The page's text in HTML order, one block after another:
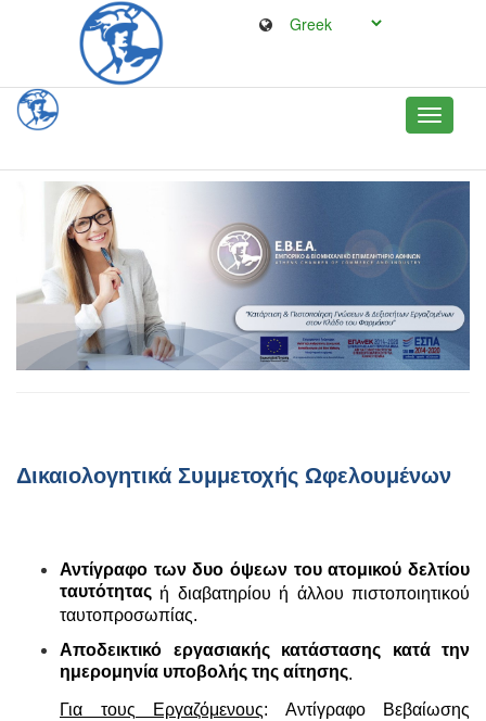
Toggle
Δικαιολογητικά Συμμετοχής Ωφελουμένων
Αντίγραφο των δυο όψεων του ατομικού δελτίου
ταυτότητας ή διαβατηρίου ή άλλου πιστοποιητικού
ταυτοπροσωπίας.
Αποδεικτικό εργασιακής κατάστασης κατά την
ημερομηνία υποβολής της αίτησης.
Για τους Εργαζόμενους: Αντίγραφο Βεβαίωσης